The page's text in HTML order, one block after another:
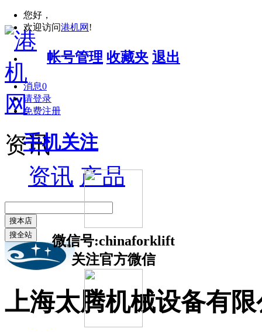
您好，
欢迎访问港机网 !
帐号管理 收藏夹 退出
消息0
请登录
免费注册
手机关注
微信号:chinaforklift
关注官方微信
资讯
资讯 产品
搜本店
搜全站
上海太腾机械设备有